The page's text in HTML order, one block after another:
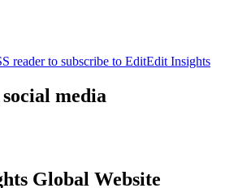
reader to subscribe to EditEdit Insights
media
Global Website